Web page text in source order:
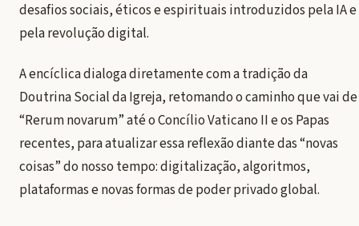
desafios sociais, éticos e espirituais introduzidos pela IA e
pela revolução digital.
A encíclica dialoga diretamente com a tradição da
Doutrina Social da Igreja, retomando o caminho que vai de
“Rerum novarum” até o Concílio Vaticano II e os Papas
recentes, para atualizar essa reflexão diante das “novas
coisas” do nosso tempo: digitalização, algoritmos,
plataformas e novas formas de poder privado global.